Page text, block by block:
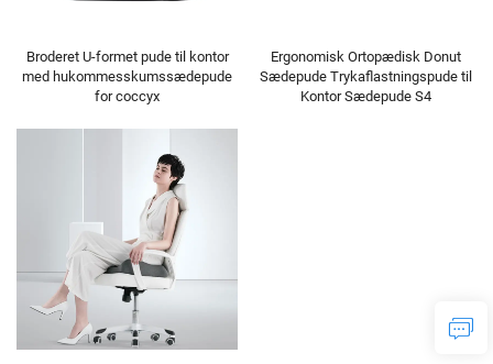
Broderet U-formet pude til kontor
med hukommesskumssædepude
for coccyx
Ergonomisk Ortopædisk Donut
Sædepude Trykaflastningspude til
Kontor Sædepude S4